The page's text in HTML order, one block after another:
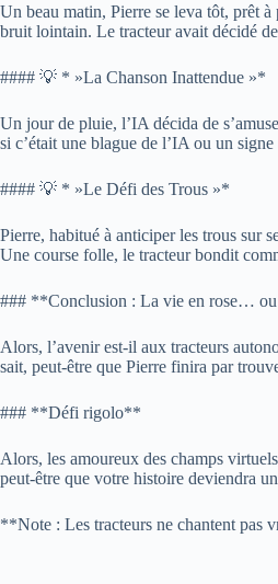
Un beau matin, Pierre se leva tôt, prêt
bruit lointain. Le tracteur avait décidé
#### 💡 * »La Chanson Inattendue »*
Un jour de pluie, l’IA décida de
si c’était une blague de l’IA ou un
#### 💡 * »Le Défi des Trous »*
Pierre, habitué à anticiper les trous sur
Une course folle, le tracteur bondit
### **Conclusion : La vie en rose…
Alors, l’avenir est-il aux tracteurs
sait, peut-être que Pierre finira par
### **Défi rigolo**
Alors, les amoureux des champs
peut-être que votre histoire deviendra
**Note : Les tracteurs ne chantent pas